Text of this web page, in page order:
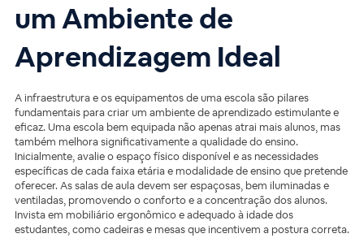
um Ambiente de
Aprendizagem Ideal
A infraestrutura e os equipamentos de uma escola são pilares
fundamentais para criar um ambiente de aprendizado estimulante e
eficaz. Uma escola bem equipada não apenas atrai mais alunos, mas
também melhora significativamente a qualidade do ensino.
Inicialmente, avalie o espaço físico disponível e as necessidades
específicas de cada faixa etária e modalidade de ensino que pretende
oferecer. As salas de aula devem ser espaçosas, bem iluminadas e
ventiladas, promovendo o conforto e a concentração dos alunos.
Invista em mobiliário ergonômico e adequado à idade dos
estudantes, como cadeiras e mesas que incentivem a postura correta.